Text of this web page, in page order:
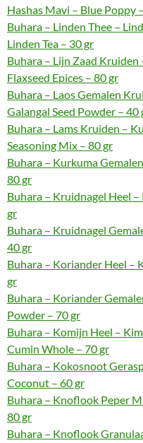
Hashas Mavi – Blue Poppy
Buhara – Linden Thee –
Linden Tea – 30 gr
Buhara – Lijn Zaad
Flaxseed Epices – 80 gr
Buhara – Laos Gemalen
Galangal Seed Powder – 40
Buhara – Lams Kruiden –
Seasoning Mix – 80 gr
Buhara – Kurkuma
80 gr
Buhara – Kruidnagel Heel
gr
Buhara – Kruidnagel
40 gr
Buhara – Koriander Heel –
gr
Buhara – Koriander
Powder – 70 gr
Buhara – Komijn Heel –
Cumin Whole – 70 gr
Buhara – Kokosnoot
Coconut – 60 gr
Buhara – Knoflook Peper
80 gr
Buhara – Knoflook